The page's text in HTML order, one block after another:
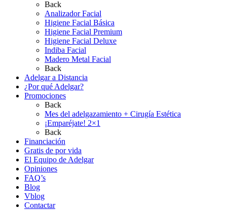
Back
Analizador Facial
Higiene Facial Básica
Higiene Facial Premium
Higiene Facial Deluxe
Indiba Facial
Madero Metal Facial
Back
Adelgar a Distancia
¿Por qué Adelgar?
Promociones
Back
Mes del adelgazamiento + Cirugía Estética
¡Emparéjate! 2×1
Back
Financiación
Gratis de por vida
El Equipo de Adelgar
Opiniones
FAQ’s
Blog
Vblog
Contactar